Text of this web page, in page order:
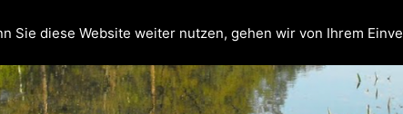
Sie diese Website weiter nutzen, gehen wir von Ihrem